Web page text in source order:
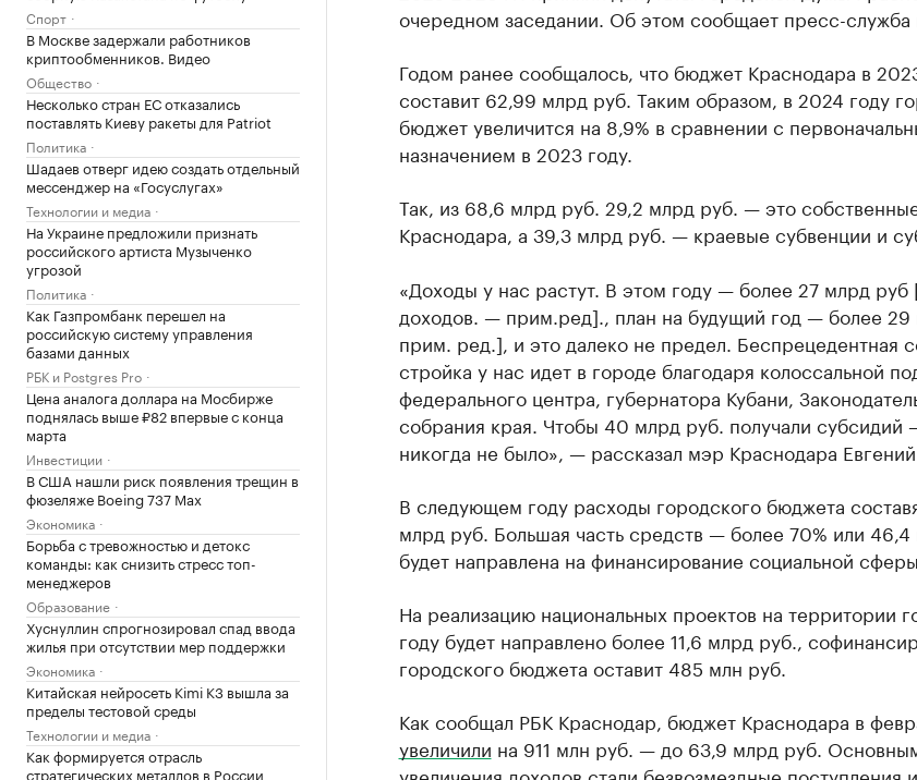
Спорт
В Москве задержали работников
криптообменников. Видео
Общество
Несколько стран ЕС отказались
поставлять Киеву ракеты для Patriot
Политика
Шадаев отверг идею создать отдельный
мессенджер на «Госуслугах»
Технологии и медиа
На Украине предложили признать
российского артиста Музыченко
угрозой
Политика
Как Газпромбанк перешел на
российскую систему управления
базами данных
РБК и Postgres Pro
Цена аналога доллара на Мосбирже
поднялась выше ₽82 впервые с конца
марта
Инвестиции
В США нашли риск появления трещин в
фюзеляже Boeing 737 Max
Экономика
Борьба с тревожностью и детокс
команды: как снизить стресс топ-
менеджеров
Образование
Хуснуллин спрогнозировал спад ввода
жилья при отсутствии мер поддержки
Экономика
Китайская нейросеть Kimi K3 вышла за
пределы тестовой среды
Технологии и медиа
Как формируется отрасль
стратегических металлов в России
очередном заседании. Об этом сообщает пресс-служба
Годом ранее сообщалось, что бюджет Краснодара в
составит 62,99 млрд руб. Таким образом, в 2024 году
бюджет увеличится на 8,9% в сравнении с
назначением в 2023 году.
Так, из 68,6 млрд руб. 29,2 млрд руб. — это
Краснодара, а 39,3 млрд руб. — краевые субвенции и
«Доходы у нас растут. В этом году — более 27 млрд руб
доходов. — прим.ред]., план на будущий год — более
прим. ред.], и это далеко не предел. Беспрецедентная
стройка у нас идет в городе благодаря колоссальной
федерального центра, губернатора Кубани,
собрания края. Чтобы 40 млрд руб. получали субсидий
никогда не было», — рассказал мэр Краснодара
В следующем году расходы городского бюджета
млрд руб. Большая часть средств — более 70% или 46,4
будет направлена на финансирование социальной
На реализацию национальных проектов на территории
году будет направлено более 11,6 млрд руб.,
городского бюджета оставит 485 млн руб.
Как сообщал РБК Краснодар, бюджет Краснодара в
увеличили на 911 млн руб. — до 63,9 млрд руб.